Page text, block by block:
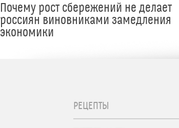
Почему рост сбережений не делает
россиян виновниками замедления
экономики
РЕЦЕПТЫ